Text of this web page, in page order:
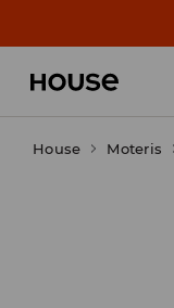
House Moteris